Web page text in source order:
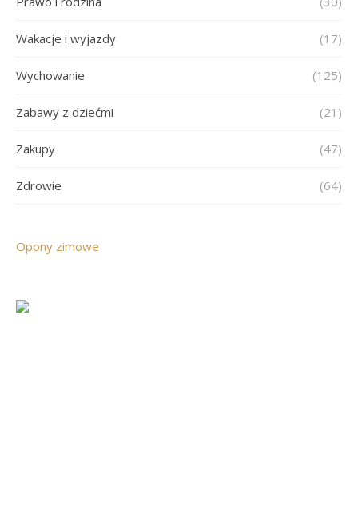
Wakacje i wyjazdy (17)
Wychowanie (125)
Zabawy z dziećmi (21)
Zakupy (47)
Zdrowie (64)
Opony zimowe